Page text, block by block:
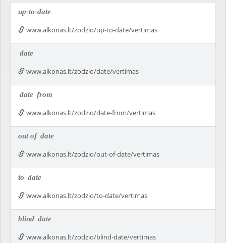
up-to-date
www.alkonas.lt/zodzio/up-to-date/vertimas
date
www.alkonas.lt/zodzio/date/vertimas
date from
www.alkonas.lt/zodzio/date-from/vertimas
out of date
www.alkonas.lt/zodzio/out-of-date/vertimas
to date
www.alkonas.lt/zodzio/to-date/vertimas
blind date
www.alkonas.lt/zodzio/blind-date/vertimas